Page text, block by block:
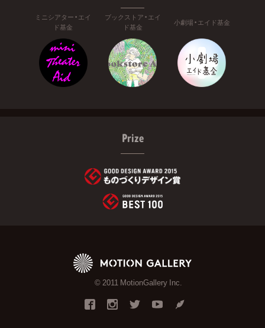
ミニシアター・エイ
ド基金
ブックストア・エイ
ド基金
小劇場・エイド基金
Prize
© 2011 MotionGallery Inc.